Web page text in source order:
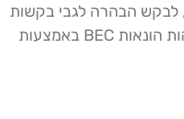
לבקש הבהרה לגבי בקשות
חשודות וכן, ללמד את העובדים כיצד לזהות הונאות BEC באמצעות